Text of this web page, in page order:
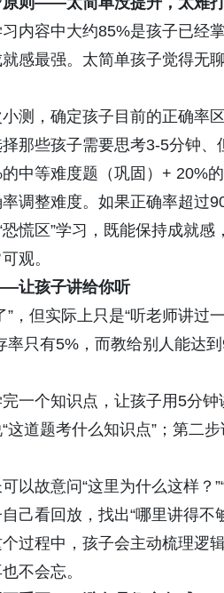
内容中大约85%是孩子已经
感最强。太简单孩子觉得无
小测，确定孩子目前的正确率
择那些孩子需要思考3-5分钟
的中等难度题（巩固）+ 20%
率调整难度。如果正确率超过
恐慌区”学习，既能保持成就
观。
让孩子讲给你听
”，但实际上只是“听老师讲过
率只有5%，而教给别人能达
完一个知识点，让孩子用5分
这道题考什么知识点”；第二
可以故意问“这里为什么这样
自己看回放，找出“哪里讲得不
过程中，孩子会主动梳理逻
不会忘。